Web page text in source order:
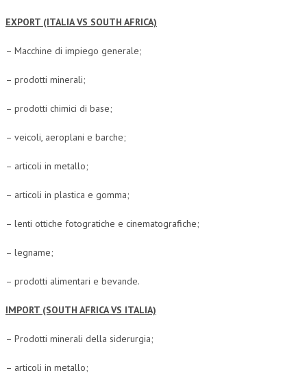
EXPORT (ITALIA VS SOUTH AFRICA)
– Macchine di impiego generale;
– prodotti minerali;
– prodotti chimici di base;
– veicoli, aeroplani e barche;
– articoli in metallo;
– articoli in plastica e gomma;
– lenti ottiche fotogratiche e cinematografiche;
– legname;
– prodotti alimentari e bevande.
IMPORT (SOUTH AFRICA VS ITALIA)
– Prodotti minerali della siderurgia;
– articoli in metallo;